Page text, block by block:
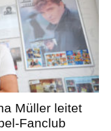
Müller leitet
Fanclub